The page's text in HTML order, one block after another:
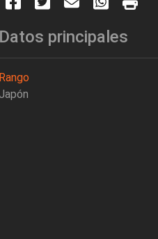
Datos principales
Rango